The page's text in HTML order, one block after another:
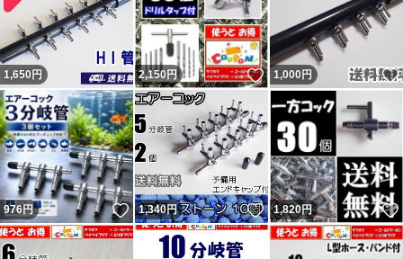
1,650 円 2,150 円 いいね！
1,000円
976円 いいね！
1,340円 いいね！
1,820円